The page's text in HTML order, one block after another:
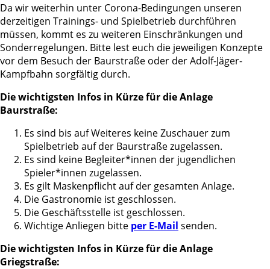
Da wir weiterhin unter Corona-Bedingungen unseren
derzeitigen Trainings- und Spielbetrieb durchführen
müssen, kommt es zu weiteren Einschränkungen und
Sonderregelungen. Bitte lest euch die jeweiligen Konzepte
vor dem Besuch der Baurstraße oder der Adolf-Jäger-
Kampfbahn sorgfältig durch.
Die wichtigsten Infos in Kürze für die Anlage
Baurstraße:
Es sind bis auf Weiteres keine Zuschauer zum
Spielbetrieb auf der Baurstraße zugelassen.
Es sind keine Begleiter*innen der jugendlichen
Spieler*innen zugelassen.
Es gilt Maskenpflicht auf der gesamten Anlage.
Die Gastronomie ist geschlossen.
Die Geschäftsstelle ist geschlossen.
Wichtige Anliegen bitte per E-Mail senden.
Die wichtigsten Infos in Kürze für die Anlage
Griegstraße: